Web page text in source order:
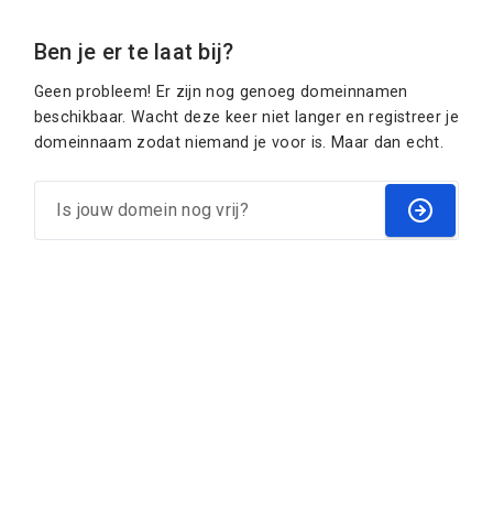
Ben je er te laat bij?
Geen probleem! Er zijn nog genoeg domeinnamen
beschikbaar. Wacht deze keer niet langer en registreer je
domeinnaam zodat niemand je voor is. Maar dan echt.